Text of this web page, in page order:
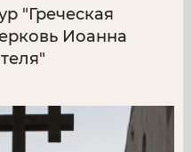
"Греческая
Иоанна